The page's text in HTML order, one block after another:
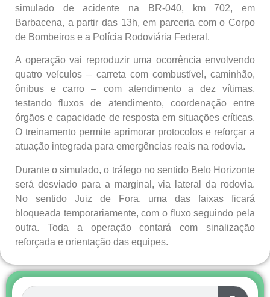
simulado de acidente na BR-040, km 702, em
Barbacena, a partir das 13h, em parceria com o Corpo
de Bombeiros e a Polícia Rodoviária Federal.
A operação vai reproduzir uma ocorrência envolvendo
quatro veículos – carreta com combustível, caminhão,
ônibus e carro – com atendimento a dez vítimas,
testando fluxos de atendimento, coordenação entre
órgãos e capacidade de resposta em situações críticas.
O treinamento permite aprimorar protocolos e reforçar a
atuação integrada para emergências reais na rodovia.
Durante o simulado, o tráfego no sentido Belo Horizonte
será desviado para a marginal, via lateral da rodovia.
No sentido Juiz de Fora, uma das faixas ficará
bloqueada temporariamente, com o fluxo seguindo pela
outra. Toda a operação contará com sinalização
reforçada e orientação das equipes.